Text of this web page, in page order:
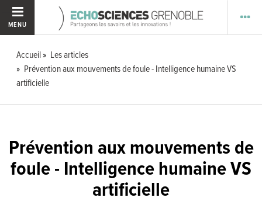
MENU
Accueil
Les articles
Prévention aux mouvements de foule - Intelligence humaine VS
artificielle
Prévention aux mouvements de
foule - Intelligence humaine VS
artificielle